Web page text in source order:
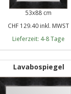
53x88 cm
CHF 129.40 inkl. MWST
Lieferzeit: 4-8 Tage
Lavabospiegel